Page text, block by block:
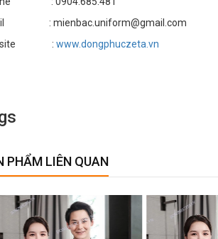
: mienbac.uniform@gmail.com
: www.dongphuczeta.vn
PHẨM LIÊN QUAN